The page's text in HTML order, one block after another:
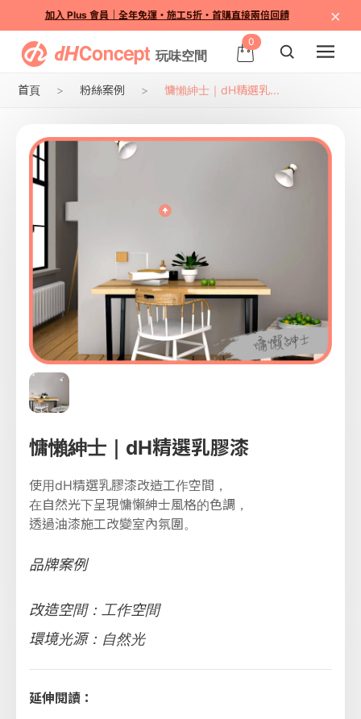
加入 Plus 會員｜全年免運・施工5折・首購直接兩倍回饋 ×
0
首頁 粉絲案例 慵懶紳士｜dH精選乳...
慵懶紳士｜dH精選乳膠漆
使用dH精選乳膠漆改造工作空間，
在自然光下呈現慵懶紳士風格的色調，
透過油漆施工改變室內氛圍。
品牌案例
改造空間：工作空間
環境光源：自然光
延伸閱讀：